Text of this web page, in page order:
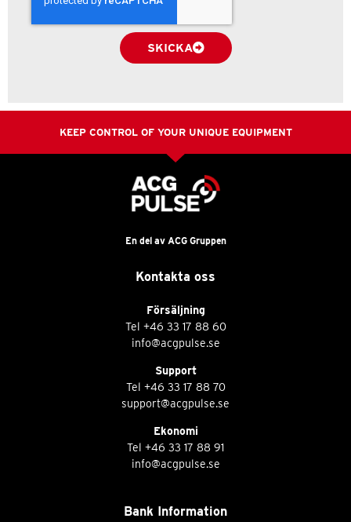
SKICKA
KEEP CONTROL OF YOUR UNIQUE EQUIPMENT
En del av ACG Gruppen
Kontakta oss
Försäljning
Tel +46 33 17 88 60
info@acgpulse.se
Support
Tel +46 33 17 88 70
support@acgpulse.se
Ekonomi
Tel +46 33 17 88 91
info@acgpulse.se
Bank Information